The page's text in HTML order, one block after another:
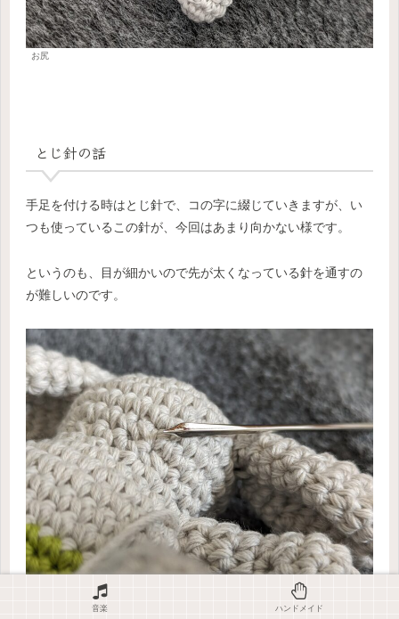
お尻
とじ針の話
手足を付ける時はとじ針で、コの字に綴じていきますが、い
つも使っているこの針が、今回はあまり向かない様です。
というのも、目が細かいので先が太くなっている針を通すの
が難しいのです。
先が少し太くなっている。毛糸用は真っ直ぐらしい。
音楽 ハンドメイド